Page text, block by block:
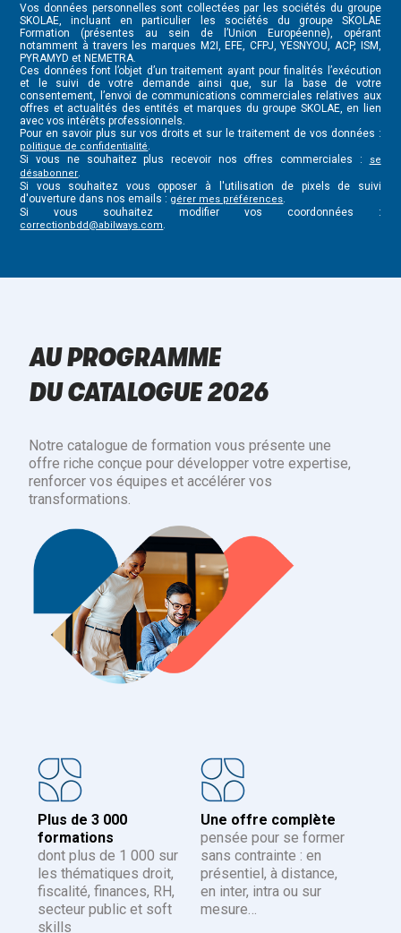
Vos données personnelles sont collectées par les sociétés du groupe
SKOLAE, incluant en particulier les sociétés du groupe SKOLAE
Formation (présentes au sein de l’Union Européenne), opérant
notamment à travers les marques M2I, EFE, CFPJ, YESNYOU, ACP, ISM,
PYRAMYD et NEMETRA.
Ces données font l’objet d’un traitement ayant pour finalités l’exécution
et le suivi de votre demande ainsi que, sur la base de votre
consentement, l’envoi de communications commerciales relatives aux
offres et actualités des entités et marques du groupe SKOLAE, en lien
avec vos intérêts professionnels.
Pour en savoir plus sur vos droits et sur le traitement de vos données :
politique de confidentialité
Si vous ne souhaitez plus recevoir nos offres commerciales :
se
désabonner
Si vous souhaitez vous opposer à l'utilisation de pixels de suivi
d'ouverture dans nos emails : gérer mes préférences
Si vous souhaitez modifier vos coordonnées :
correctionbdd@abilways.com
AU PROGRAMME
DU CATALOGUE 2026
Notre catalogue de formation vous présente une
offre riche conçue pour développer votre expertise,
renforcer vos équipes et accélérer vos
transformations.
Plus de 3 000
formations
dont plus de 1 000 sur
les thématiques droit,
fiscalité, finances, RH,
secteur public et soft
skills
Une offre complète
pensée pour se former
sans contrainte : en
présentiel, à distance,
en inter, intra ou sur
mesure…